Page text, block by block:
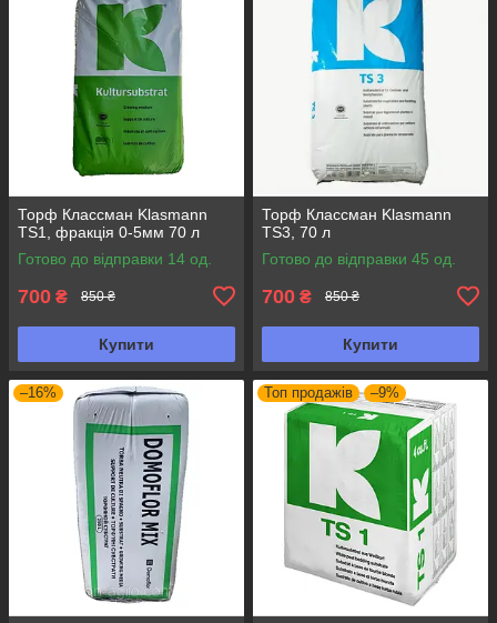
Торф Классман Klasmann
TS1, фракція 0-5мм 70 л
Готово до відправки 14 од.
700 ₴ 850 ₴
Купити
Торф Классман Klasmann
TS3, 70 л
Готово до відправки 45 од.
700 ₴ 850 ₴
Купити
–16% Топ продажів –9%